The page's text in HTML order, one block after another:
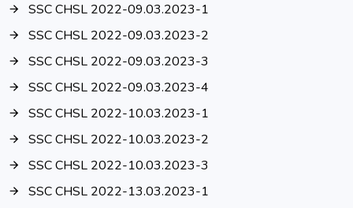
SSC CHSL 2022-09.03.2023-1
SSC CHSL 2022-09.03.2023-2
SSC CHSL 2022-09.03.2023-3
SSC CHSL 2022-09.03.2023-4
SSC CHSL 2022-10.03.2023-1
SSC CHSL 2022-10.03.2023-2
SSC CHSL 2022-10.03.2023-3
SSC CHSL 2022-13.03.2023-1